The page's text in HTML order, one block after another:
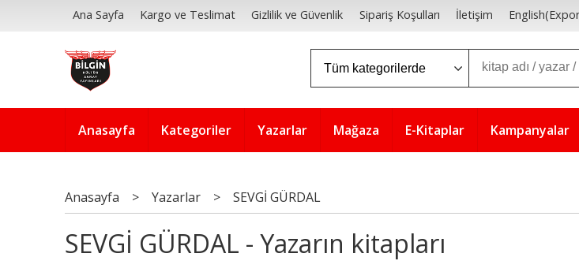
Ana Sayfa Kargo ve Teslimat Gizlilik ve Güvenlik Sipariş Koşulları İletişim
Anasayfa Kategoriler Yazarlar Mağaza E-Kitaplar Kampanyalar
Anasayfa > Yazarlar > SEVGİ GÜRDAL
SEVGİ GÜRDAL - Yazarın kitapları